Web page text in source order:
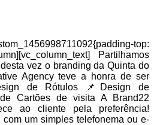
top:
Partilhamos
vez o branding da Quinta do
Agency teve a honra de ser
de Rótulos 📌Design de
Cartões de visita A Brand22
ao cliente pela preferência!
um simples telefonema ou e-